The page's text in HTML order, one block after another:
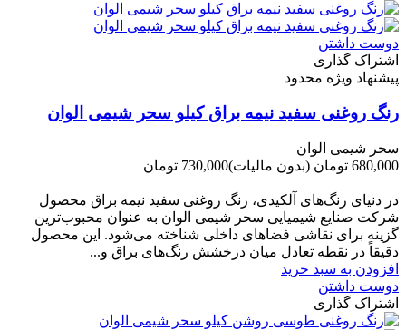
دوست داشتن
اشتراک گذاری
پیشنهاد ویژه محدود
رنگ روغنی سفید نیمه براق کیلو سحر شیمی الوان
سحر شیمی الوان
680,000 تومان
(بدون مالیات)730,000 تومان
در دنیای رنگ‌های آلکیدی، رنگ روغنی سفید نیمه براق محصول
شرکت صنایع شیمیایی سحر شیمی الوان به عنوان محبوب‌ترین
گزینه برای نقاشی فضاهای داخلی شناخته می‌شود. این محصول
دقیقاً در نقطه تعادل میان درخشش رنگ‌های براق و...
افزودن به سبد خرید
دوست داشتن
اشتراک گذاری